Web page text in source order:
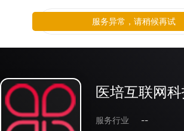
医培互联网
服务行业
--
服务异常，请稍候再试